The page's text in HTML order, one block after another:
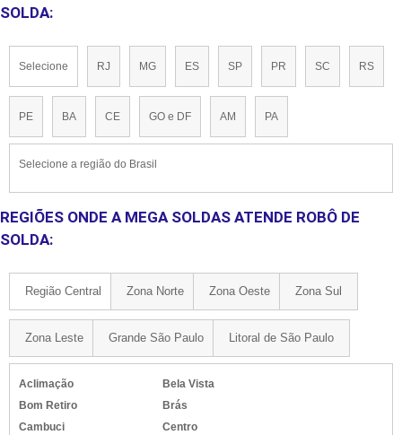
SOLDA:
Selecione RJ MG ES SP PR SC RS
PE BA CE GO e DF AM PA
Selecione a região do Brasil
REGIÕES ONDE A MEGA SOLDAS ATENDE ROBÔ DE
SOLDA:
Região Central Zona Norte Zona Oeste Zona Sul
Zona Leste Grande São Paulo Litoral de São Paulo
Aclimação
Bela Vista
Bom Retiro
Brás
Cambuci
Centro